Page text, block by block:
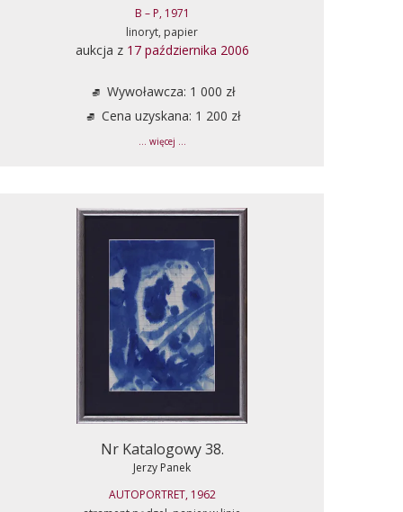
B – P, 1971
linoryt, papier
aukcja z 17 października 2006
Wywoławcza: 1 000 zł
Cena uzyskana: 1 200 zł
... więcej ...
Nr Katalogowy 38.
Jerzy Panek
AUTOPORTRET, 1962